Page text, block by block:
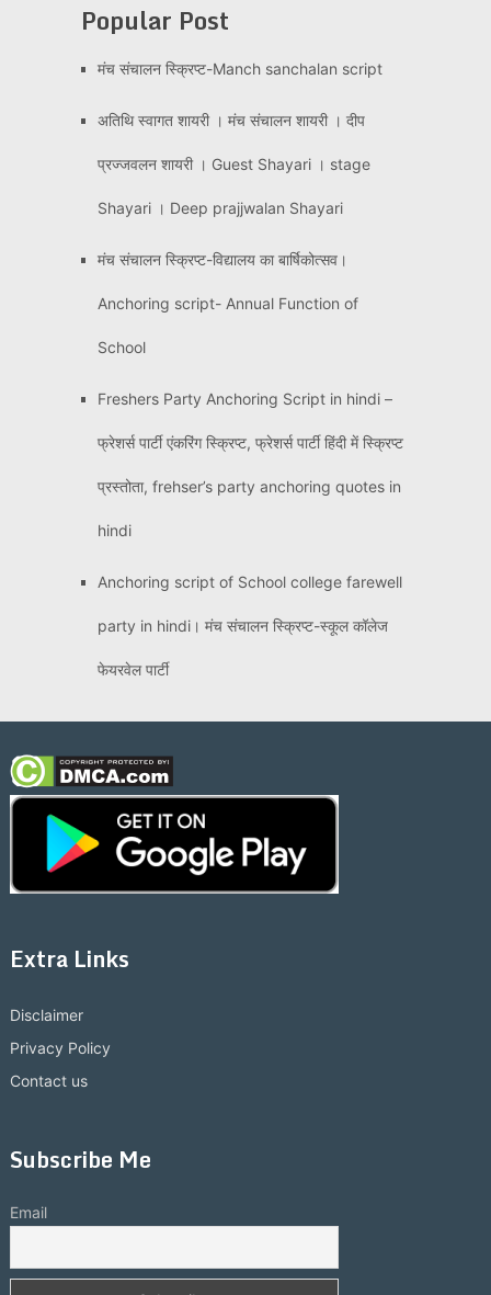
Popular Post
मंच संचालन स्क्रिप्ट-Manch sanchalan script
अतिथि स्वागत शायरी । मंच संचालन शायरी । दीप
प्रज्जवलन शायरी । Guest Shayari । stage
Shayari । Deep prajjwalan Shayari
मंच संचालन स्क्रिप्ट-विद्यालय का बार्षिकोत्सव।
Anchoring script- Annual Function of
School
Freshers Party Anchoring Script in hindi –
फ्रेशर्स पार्टी एंकरिंग स्क्रिप्ट, फ्रेशर्स पार्टी हिंदी में स्क्रिप्ट
प्रस्तोता, frehser’s party anchoring quotes in
hindi
Anchoring script of School college farewell
party in hindi। मंच संचालन स्क्रिप्ट-स्कूल कॉलेज
फेयरवेल पार्टी
Extra Links
Disclaimer
Privacy Policy
Contact us
Subscribe Me
Email